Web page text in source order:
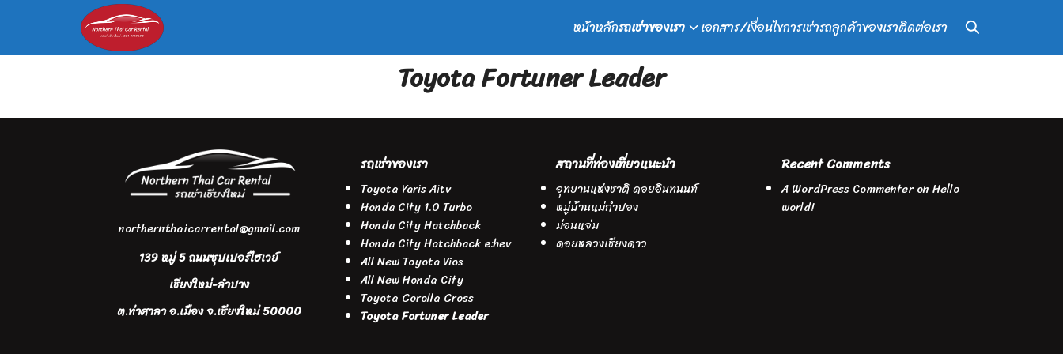
หน้าหลักรถเช่าของเรา เอกสาร/เงื่อนไขการเช่ารถลูกค้าของเราติดต่อเรา
Search
Toyota Fortuner Leader
northernthaicarrental@gmail.com
139 หมู่ 5 ถนนซุปเปอร์ไฮเวย์
เชียงใหม่-ลำปาง
ต.ท่าศาลา อ.เมือง จ.เชียงใหม่ 50000
รถเช่าของเรา
Toyota Yaris Aitv
Honda City 1.0 Turbo
Honda City Hatchback
Honda City Hatchback e:hev
All New Toyota Vios
All New Honda City
Toyota Corolla Cross
Toyota Fortuner Leader
สถานที่ท่องเที่ยวแนะนำ
อุทยานแห่งชาติ ดอยอินทนนท์
หมู่บ้านแม่กำปอง
ม่อนแจ่ม
ดอยหลวงเชียงดาว
Recent Comments
A WordPress CommenteronHello
world!